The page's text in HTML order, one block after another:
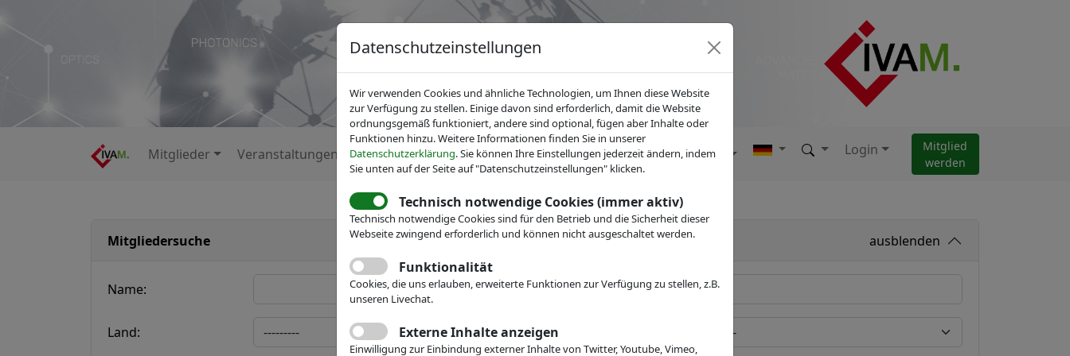
Mitglieder Veranstaltungen News Dienstleistungen Fachgruppen Über IVAM Login
Mitglied
werden
Mitgliedersuche ausblenden
Name: Volltext:
Land: Bundesland:
Datenschutzeinstellungen
Wir verwenden Cookies und ähnliche Technologien, um Ihnen diese Website
zur Verfügung zu stellen. Einige davon sind erforderlich, damit die Website
ordnungsgemäß funktioniert, andere sind optional, fügen aber Inhalte oder
Funktionen hinzu. Weitere Informationen finden Sie in unserer
Datenschutzerklärung. Sie können Ihre Einstellungen jederzeit ändern, indem
Sie unten auf der Seite auf "Datenschutzeinstellungen" klicken.
Technisch notwendige Cookies (immer aktiv)
Technisch notwendige Cookies sind für den Betrieb und die Sicherheit dieser
Webseite zwingend erforderlich und können nicht ausgeschaltet werden.
Funktionalität
Cookies, die uns erlauben, erweiterte Funktionen zur Verfügung zu stellen, z.B.
unseren Livechat.
Externe Inhalte anzeigen
Einwilligung zur Einbindung externer Inhalte von Twitter, Youtube, Vimeo,